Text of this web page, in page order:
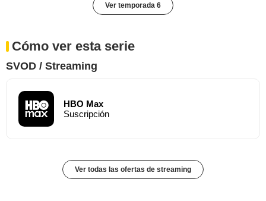
Ver temporada 6
Cómo ver esta serie
SVOD / Streaming
HBO Max
Suscripción
Ver todas las ofertas de streaming